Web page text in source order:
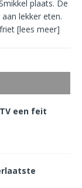
plaats. De
lekker eten.
[lees meer]
een feit